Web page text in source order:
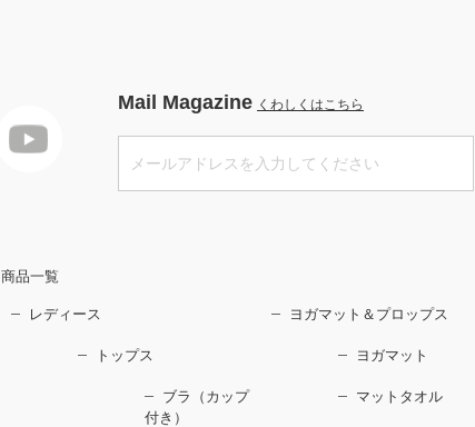
Mail Magazine くわしくはこちら
商品一覧
レディース
トップス
ブラ（カップ
付き）
ヨガマット＆プロップス
ヨガマット
マットタオル